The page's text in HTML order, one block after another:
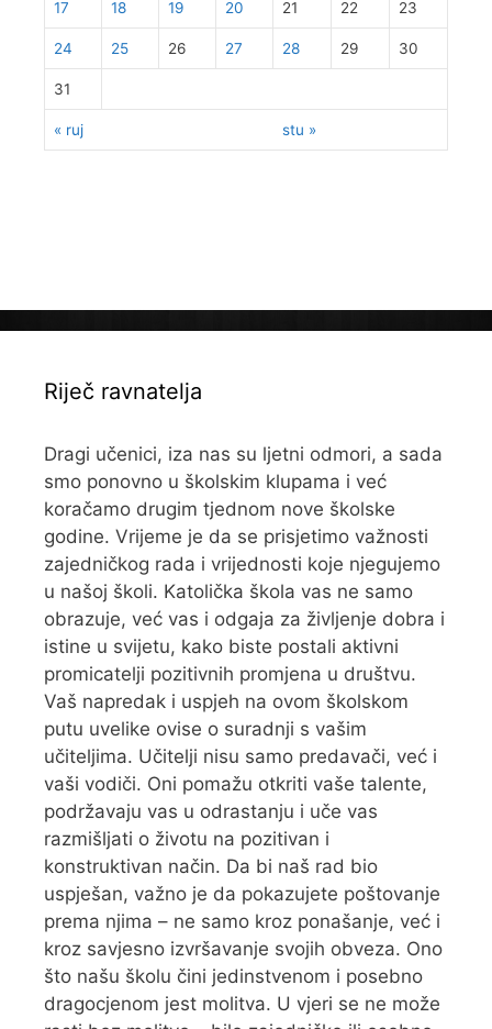
« ruj stu »
17 18 19 20 21 22 23
24 25 26 27 28 29 30
31
Riječ ravnatelja
Dragi učenici, iza nas su ljetni odmori, a sada
smo ponovno u školskim klupama i već
koračamo drugim tjednom nove školske
godine. Vrijeme je da se prisjetimo važnosti
zajedničkog rada i vrijednosti koje njegujemo
u našoj školi. Katolička škola vas ne samo
obrazuje, već vas i odgaja za življenje dobra i
istine u svijetu, kako biste postali aktivni
promicatelji pozitivnih promjena u društvu.
Vaš napredak i uspjeh na ovom školskom
putu uvelike ovise o suradnji s vašim
učiteljima. Učitelji nisu samo predavači, već i
vaši vodiči. Oni pomažu otkriti vaše talente,
podržavaju vas u odrastanju i uče vas
razmišljati o životu na pozitivan i
konstruktivan način. Da bi naš rad bio
uspješan, važno je da pokazujete poštovanje
prema njima – ne samo kroz ponašanje, već i
kroz savjesno izvršavanje svojih obveza. Ono
što našu školu čini jedinstvenom i posebno
dragocjenom jest molitva. U vjeri se ne može